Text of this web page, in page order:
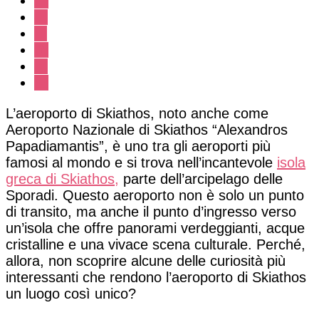
L’aeroporto di Skiathos, noto anche come
Aeroporto Nazionale di Skiathos “Alexandros
Papadiamantis”, è uno tra gli aeroporti più
famosi al mondo e si trova nell’incantevole isola
greca di Skiathos, parte dell’arcipelago delle
Sporadi. Questo aeroporto non è solo un punto
di transito, ma anche il punto d’ingresso verso
un’isola che offre panorami verdeggianti, acque
cristalline e una vivace scena culturale. Perché,
allora, non scoprire alcune delle curiosità più
interessanti che rendono l’aeroporto di Skiathos
un luogo così unico?